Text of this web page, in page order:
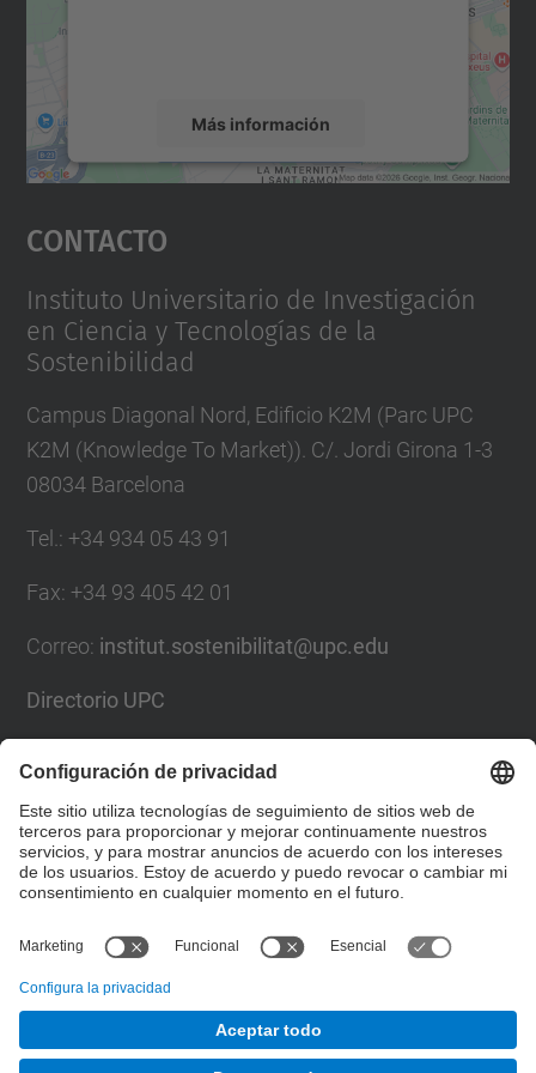
Más información
Aceptar
powered by
Contacto
Instituto Universitario de Investigación
en Ciencia y Tecnologías de la
Sostenibilidad
Campus Diagonal Nord, Edificio K2M (Parc UPC
K2M (Knowledge To Market)). C/. Jordi Girona 1-3
08034 Barcelona
Tel. : +34 934 05 43 91
Fax: +34 93 405 42 01
Correo: institut.sostenibilitat@upc.edu
Directorio UPC
Lista Redes Sociales
© UPCInstituto universitario de investigación en Ciencia y
Tecnologías de la Sostenibilidad. IS.UPC.